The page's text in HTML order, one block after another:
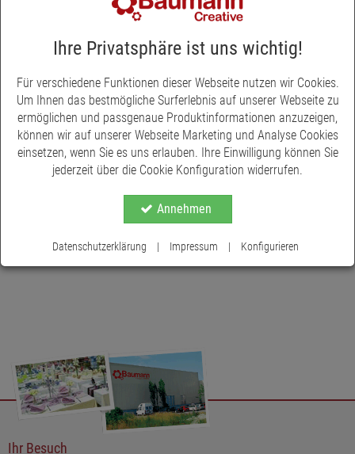
Weihnachtsbaum im Topf,
Bäumchen im Topf
€ 35,95*
Weihnachtsbäume
Baumann Creative, Ihr günstigerWeihnachtsbäume - Winter- &
Onlineshop.
Ihr Besuch
Ihre Privatsphäre ist uns wichtig!
Für verschiedene Funktionen dieser Webseite nutzen wir Cookies.
Um Ihnen das bestmögliche Surferlebnis auf unserer Webseite zu
ermöglichen und passgenaue Produktinformationen anzuzeigen,
können wir auf unserer Webseite Marketing und Analyse Cookies
einsetzen, wenn Sie es uns erlauben. Ihre Einwilligung können Sie
jederzeit über die Cookie Konfiguration widerrufen.
Annehmen
Datenschutzerklärung | Impressum | Konfigurieren